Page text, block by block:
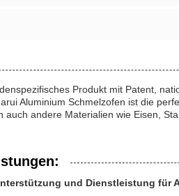
Produkt mit Patent,
Aluminium Schmelzofen ist die
andere Materialien wie Eisen,
und Dienstleistung für